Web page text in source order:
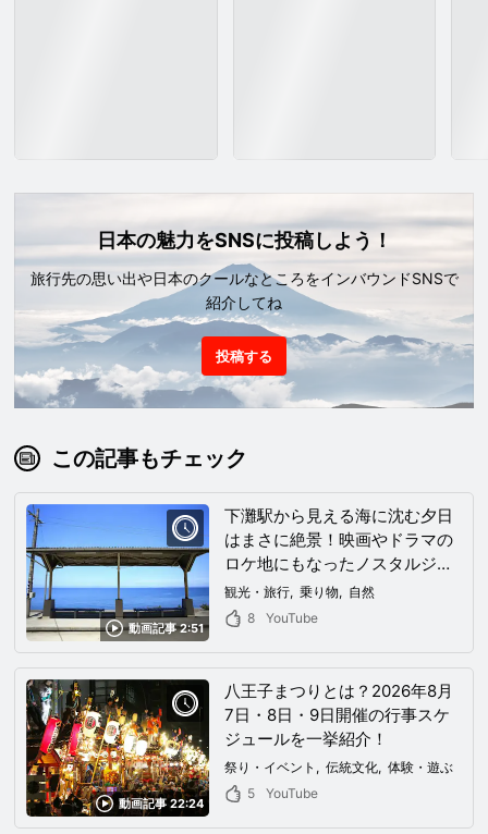
日本の魅力をSNSに投稿しよう！
旅行先の思い出や日本のクールなところをインバウンドSNSで
紹介してね
投稿する
この記事もチェック
動画記事 2:51
下灘駅から見える海に沈む夕日
はまさに絶景！映画やドラマの
ロケ地にもなったノスタルジッ
クな駅をご紹介！
観光・旅行 乗り物
自然
8
YouTube
動画記事 22:24
八王子まつりとは？2026年8月
7日・8日・9日開催の行事スケ
ジュールを一挙紹介！
祭り・イベント 伝統文化
体験・遊ぶ
5
YouTube